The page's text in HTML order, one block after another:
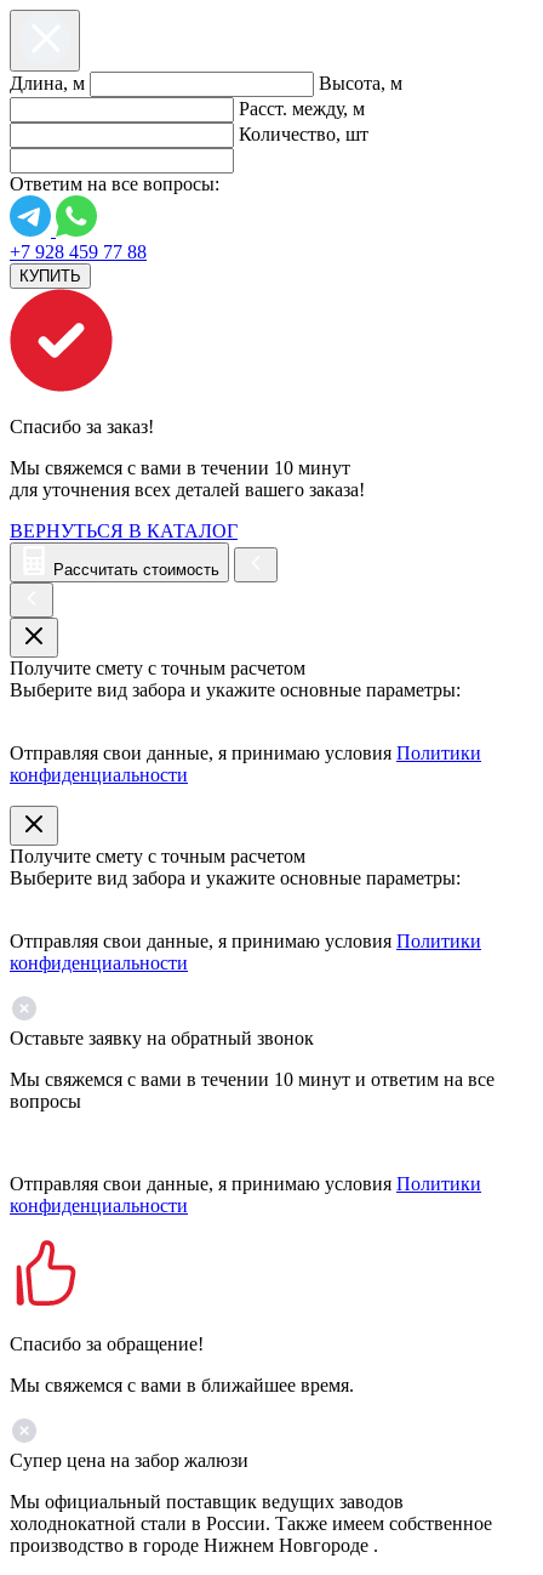
Длина, м
Высота, м
Расст. между, м
Количество, шт
Ответим на все вопросы:
+7 928 459 77 88
КУПИТЬ
Спасибо за заказ!
Мы свяжемся с вами в течении 10 минут
для уточнения всех деталей вашего заказа!
ВЕРНУТЬСЯ В КАТАЛОГ
Рассчитать стоимость
Получите смету с точным расчетом
Выберите вид забора и укажите основные параметры:
Отправляя свои данные, я принимаю условия Политики
конфиденциальности
Получите смету с точным расчетом
Выберите вид забора и укажите основные параметры:
Отправляя свои данные, я принимаю условия Политики
конфиденциальности
Оставьте заявку на обратный звонок
Мы свяжемся с вами в течении 10 минут и ответим на все
вопросы
Отправляя свои данные, я принимаю условия Политики
конфиденциальности
Спасибо за обращение!
Мы свяжемся с вами в ближайшее время.
Супер цена на забор жалюзи
Мы официальный поставщик ведущих заводов
холоднокатной стали в России. Также имеем собственное
производство в городе Нижнем Новгороде .